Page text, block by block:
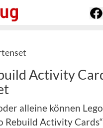
Activity
alleine können
Rebuild Activity